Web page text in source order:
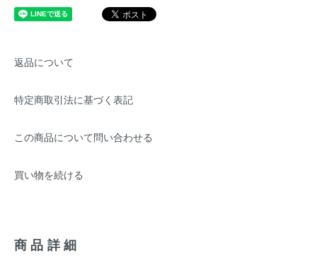
返品について
特定商取引法に基づく表記
この商品について問い合わせる
買い物を続ける
商品詳細